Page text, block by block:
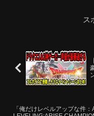
ス
「俺だけレベルアップな件